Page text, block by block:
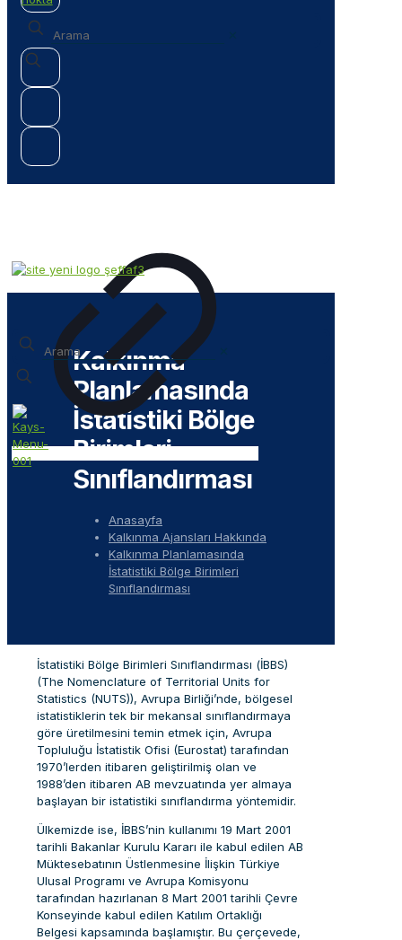
Kalkınma
Planlamasında
İstatistiki Bölge
Birimleri
Sınıflandırması
Anasayfa
Kalkınma Ajansları Hakkında
Kalkınma Planlamasında
İstatistiki Bölge Birimleri
Sınıflandırması
İstatistiki Bölge Birimleri Sınıflandırması (İBBS)
(The Nomenclature of Territorial Units for
Statistics (NUTS)), Avrupa Birliği’nde, bölgesel
istatistiklerin tek bir mekansal sınıflandırmaya
göre üretilmesini temin etmek için, Avrupa
Topluluğu İstatistik Ofisi (Eurostat) tarafından
1970’lerden itibaren geliştirilmiş olan ve
1988’den itibaren AB mevzuatında yer almaya
başlayan bir istatistiki sınıflandırma yöntemidir.
Ülkemizde ise, İBBS’nin kullanımı 19 Mart 2001
tarihli Bakanlar Kurulu Kararı ile kabul edilen AB
Müktesebatının Üstlenmesine İlişkin Türkiye
Ulusal Programı ve Avrupa Komisyonu
tarafından hazırlanan 8 Mart 2001 tarihli Çevre
Konseyinde kabul edilen Katılım Ortaklığı
Belgesi kapsamında başlamıştır. Bu çerçevede,